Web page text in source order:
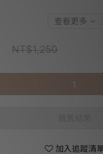
查看更多
NT$1,250
加入追蹤清